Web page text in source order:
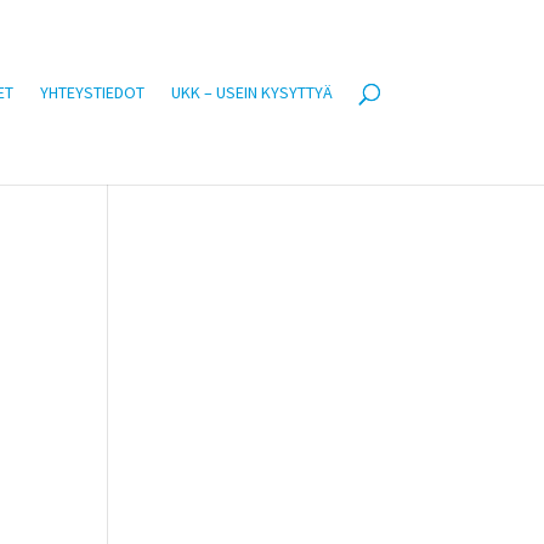
YHTEYSTIEDOT UKK – USEIN KYSYTTYÄ